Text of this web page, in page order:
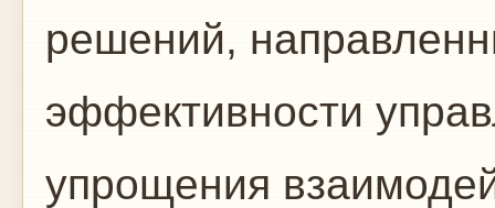
решений,
эффективности
упрощения